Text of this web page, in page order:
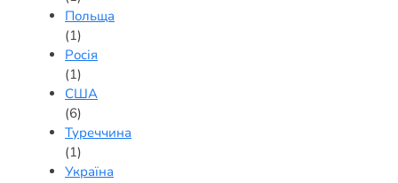
Польща
(1)
Росія
(1)
США
(6)
Туреччина
(1)
Україна